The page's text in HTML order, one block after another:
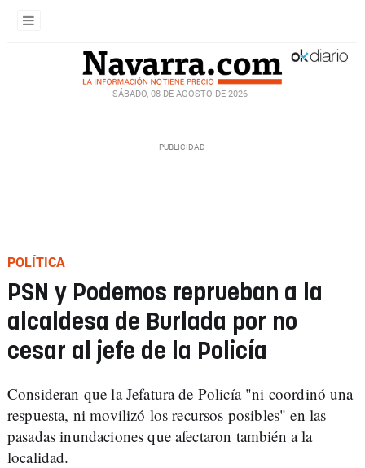
SÁBADO, 08 DE AGOSTO DE 2026
POLÍTICA
PSN y Podemos reprueban a la
alcaldesa de Burlada por no
cesar al jefe de la Policía
Consideran que la Jefatura de Policía "ni coordinó una
respuesta, ni movilizó los recursos posibles" en las
pasadas inundaciones que afectaron también a la
localidad.